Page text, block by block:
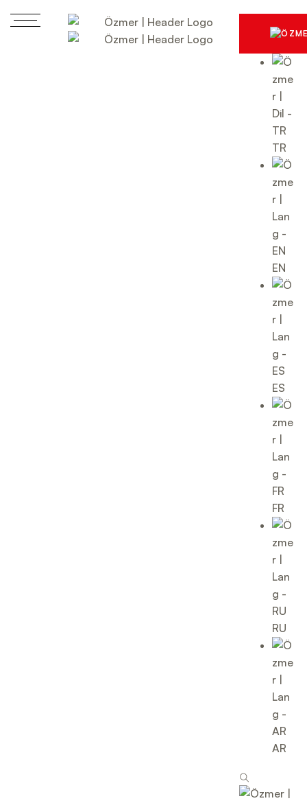
TR
EN
ES
FR
RU
AR